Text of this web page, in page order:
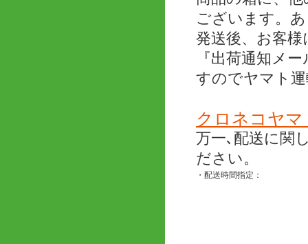
ございます。
発送後、お客
『出荷通知メ
すのでヤマト
クロネコヤ
万一､配送に関
ださい。
・配送時間指定：